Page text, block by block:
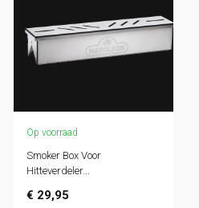
Op voorraad
Smoker Box Voor
Hitteverdeler...
€ 29,95